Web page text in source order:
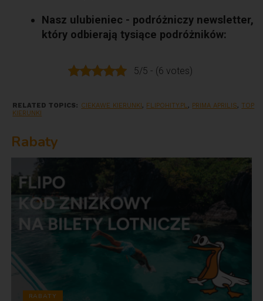
Nasz ulubieniec - podróżniczy newsletter,
który odbierają tysiące podróżników:
5/5 - (6 votes)
RELATED TOPICS: CIEKAWE KIERUNKI, FLIPOHITY.PL, PRIMA APRILIS, TOP
KIERUNKI
Rabaty
RABATY